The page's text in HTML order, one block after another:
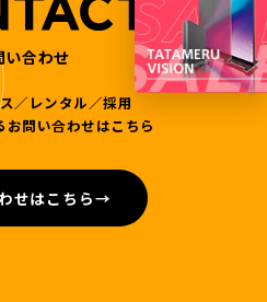
い合わせ
／レンタル／採用
お問い合わせはこちら
せはこちら→